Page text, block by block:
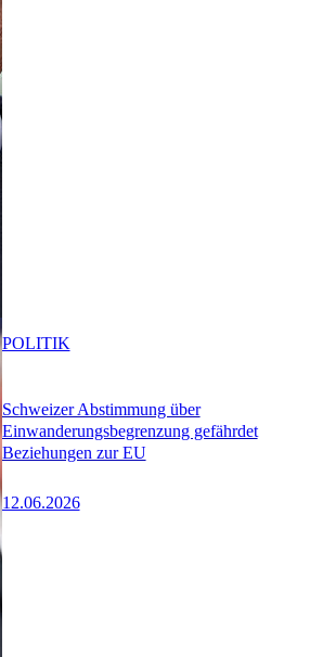
Schweizer Abstimmung über
Einwanderungsbegrenzung gefährdet
Beziehungen zur EU
12.06.2026
POLITIK